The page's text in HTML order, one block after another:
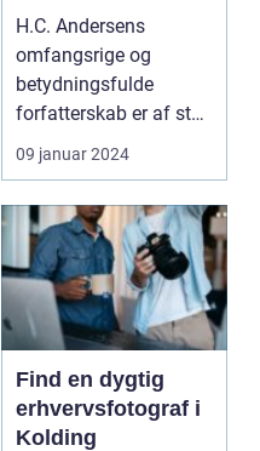
undersøgelse af
den danske
forfatters arv
H.C. Andersens
omfangsrige og
betydningsfulde
forfatterskab er af stor
interesse for
kunstelskere og...
09 januar 2024
Find en dygtig
erhvervsfotograf i
Kolding